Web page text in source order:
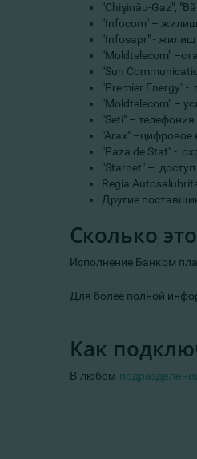
"Chişinău-Gaz",
"Infocom" –
"Infosapr" -
"Moldtelecom"
"Sun
"Premier Energy" -
"Moldtelecom" –
"Seti" – телефония
"Arax" –цифровое
"Paza de Stat" -
"Starnet" – доступ
Regia
Другие
Сколько
Исполнение Банком
Для более полной
Как
В любом